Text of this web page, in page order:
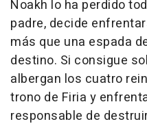
Noakh lo ha perdido
padre, decide
más que una espada
destino. Si consigue
albergan los cuatro
trono de Firia y
responsable de